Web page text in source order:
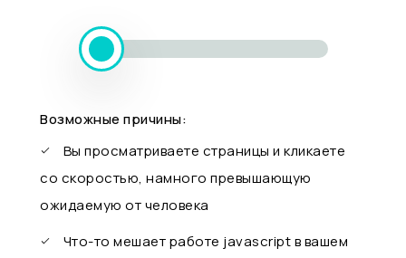
Возможные причины:
Вы просматриваете страницы и кликаете
со скоростью, намного превышающую
ожидаемую от человека
Что-то мешает работе javascript в вашем